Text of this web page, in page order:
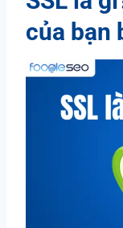
của bạn